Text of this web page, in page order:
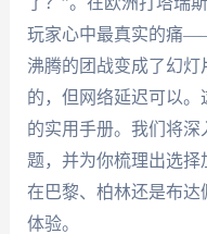
玩家心中最真实的痛
沸腾的团战变成了幻
的，但网络延迟可以
的实用手册。我们将
题，并为你梳理出选择
在巴黎、柏林还是布
体验。